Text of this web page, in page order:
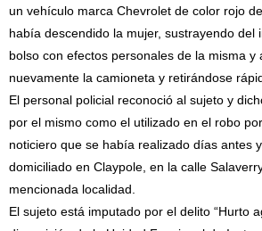
un vehículo marca Chevrolet de color rojo
había descendido la mujer, sustrayendo del
bolso con efectos personales de la misma y
nuevamente la camioneta y retirándose
El personal policial reconoció al sujeto y
por el mismo como el utilizado en el robo
noticiero que se había realizado días antes
domiciliado en Claypole, en la calle
mencionada localidad.
El sujeto está imputado por el delito “Hurto